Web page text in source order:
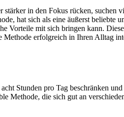
in den Fokus rücken, suchen
hat sich als eine äußerst beliebte
Vorteile mit sich bringen kann.
erfolgreich in Ihren Alltag
Stunden pro Tag beschränken
Methode, die sich gut an